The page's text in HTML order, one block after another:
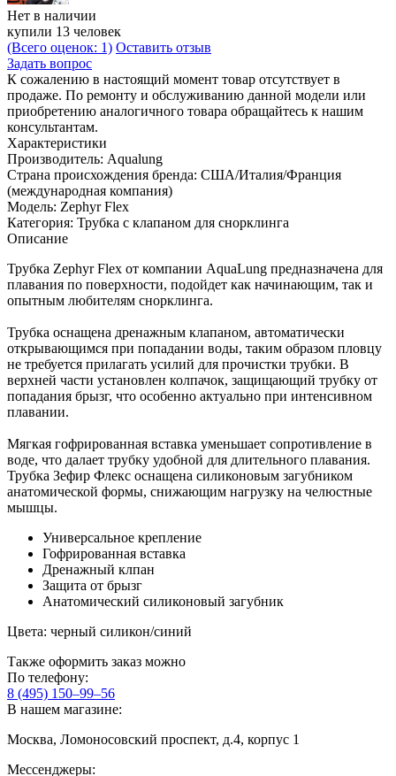
Нет в наличии
купили 13 человек
(Всего оценок: 1) Оставить отзыв
Задать вопрос
К сожалению в настоящий момент товар отсутствует в
продаже. По ремонту и обслуживанию данной модели или
приобретению аналогичного товара обращайтесь к нашим
консультантам.
Характеристики
Производитель: Aqualung
Страна происхождения бренда: США/Италия/Франция
(международная компания)
Модель: Zephyr Flex
Категория: Трубка с клапаном для снорклинга
Описание
Трубка Zephyr Flex от компании AquaLung предназначена для
плавания по поверхности, подойдет как начинающим, так и
опытным любителям снорклинга.
Трубка оснащена дренажным клапаном, автоматически
открывающимся при попадании воды, таким образом пловцу
не требуется прилагать усилий для прочистки трубки. В
верхней части установлен колпачок, защищающий трубку от
попадания брызг, что особенно актуально при интенсивном
плавании.
Мягкая гофрированная вставка уменьшает сопротивление в
воде, что далает трубку удобной для длительного плавания.
Трубка Зефир Флекс оснащена силиконовым загубником
анатомической формы, снижающим нагрузку на челюстные
мышцы.
Универсальное крепление
Гофрированная вставка
Дренажный клпан
Защита от брызг
Анатомический силиконовый загубник
Цвета: черный силикон/синий
Также оформить заказ можно
По телефону:
8 (495) 150–99–56
В нашем магазине:
Москва, Ломоносовский проспект, д.4, корпус 1
Мессенджеры: